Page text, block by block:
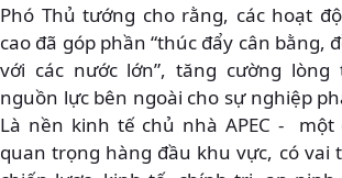
Phó Thủ tướng cho rằng, các hoạt
cao đã góp phần “thúc đẩy cân bằng,
với các nước lớn”, tăng cường
nguồn lực bên ngoài cho sự nghiệp
Là nền kinh tế chủ nhà APEC -
quan trọng hàng đầu khu vực, có vai